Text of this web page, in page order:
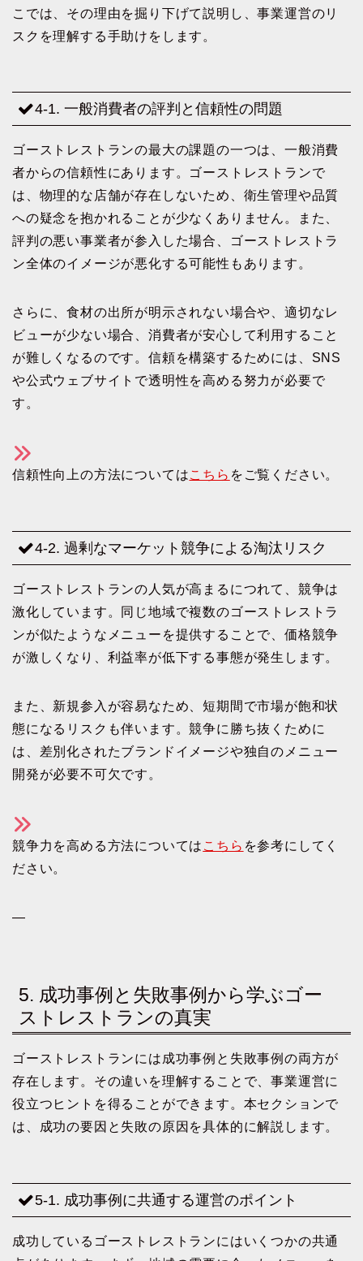
こでは、その理由を掘り下げて説明し、事業運営のリ
スクを理解する手助けをします。
4-1. 一般消費者の評判と信頼性の問題
ゴーストレストランの最大の課題の一つは、一般消費
者からの信頼性にあります。ゴーストレストランで
は、物理的な店舗が存在しないため、衛生管理や品質
への疑念を抱かれることが少なくありません。また、
評判の悪い事業者が参入した場合、ゴーストレストラ
ン全体のイメージが悪化する可能性もあります。
さらに、食材の出所が明示されない場合や、適切なレ
ビューが少ない場合、消費者が安心して利用すること
が難しくなるのです。信頼を構築するためには、SNS
や公式ウェブサイトで透明性を高める努力が必要で
す。
信頼性向上の方法についてはこちら をご覧ください。
4-2. 過剰なマーケット競争による淘汰リスク
ゴーストレストランの人気が高まるにつれて、競争は
激化しています。同じ地域で複数のゴーストレストラ
ンが似たようなメニューを提供することで、価格競争
が激しくなり、利益率が低下する事態が発生します。
また、新規参入が容易なため、短期間で市場が飽和状
態になるリスクも伴います。競争に勝ち抜くために
は、差別化されたブランドイメージや独自のメニュー
開発が必要不可欠です。
競争力を高める方法については こちら を参考にしてく
ださい。
—
5. 成功事例と失敗事例から学ぶゴー
ストレストランの真実
ゴーストレストランには成功事例と失敗事例の両方が
存在します。その違いを理解することで、事業運営に
役立つヒントを得ることができます。本セクションで
は、成功の要因と失敗の原因を具体的に解説します。
5-1. 成功事例に共通する運営のポイント
成功しているゴーストレストランにはいくつかの共通